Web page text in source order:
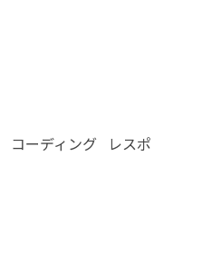
コーディング
レスポ